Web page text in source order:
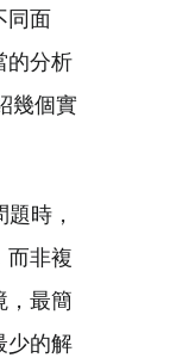
同面
的分析
幾個實
時，
而非複
，最簡
少的解